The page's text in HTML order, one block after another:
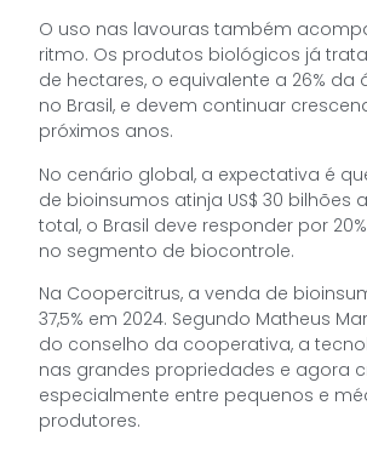
O uso nas lavouras também
ritmo. Os produtos biológicos já
de hectares, o equivalente a 26% da
no Brasil, e devem continuar
próximos anos.
No cenário global, a expectativa é
de bioinsumos atinja US$ 30 bilhões
total, o Brasil deve responder por
no segmento de biocontrole.
Na Coopercitrus, a venda de
37,5% em 2024. Segundo Matheus
do conselho da cooperativa, a
nas grandes propriedades e agora
especialmente entre pequenos e
produtores.